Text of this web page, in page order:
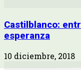
Castilblanco:
esperanza
10 diciembre, 2018